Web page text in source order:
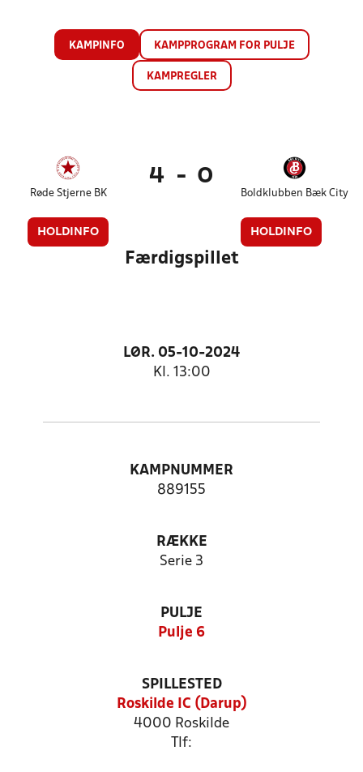
KAMPINFO KAMPPROGRAM FOR PULJE
KAMPREGLER
Røde Stjerne BK
HOLDINFO
4 - 0
Boldklubben Bæk City
HOLDINFO
Færdigspillet
LØR. 05-10-2024
Kl. 13:00
KAMPNUMMER
889155
RÆKKE
Serie 3
PULJE
Pulje 6
SPILLESTED
Roskilde IC (Darup)
4000 Roskilde
Tlf: